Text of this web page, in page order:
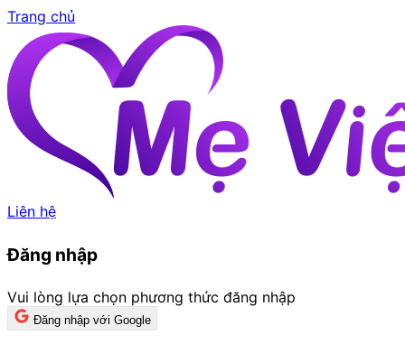
Trang chủ
Liên hệ
Đăng nhập
Vui lòng lựa chọn phương thức đăng nhập
Đăng nhập với Google